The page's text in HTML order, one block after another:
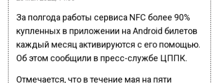
За полгода работы сервиса NFC более 90%
купленных в приложении на Android билетов
каждый месяц активируются с его помощью.
Об этом сообщили в пресс-службе ЦППК.
Отмечается, что в течение мая на пяти